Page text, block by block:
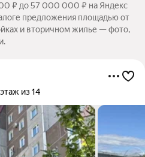
₽ до 57 000 000 ₽ на Яндекс
предложения площадью от
и вторичном жилье — фото,
из 14